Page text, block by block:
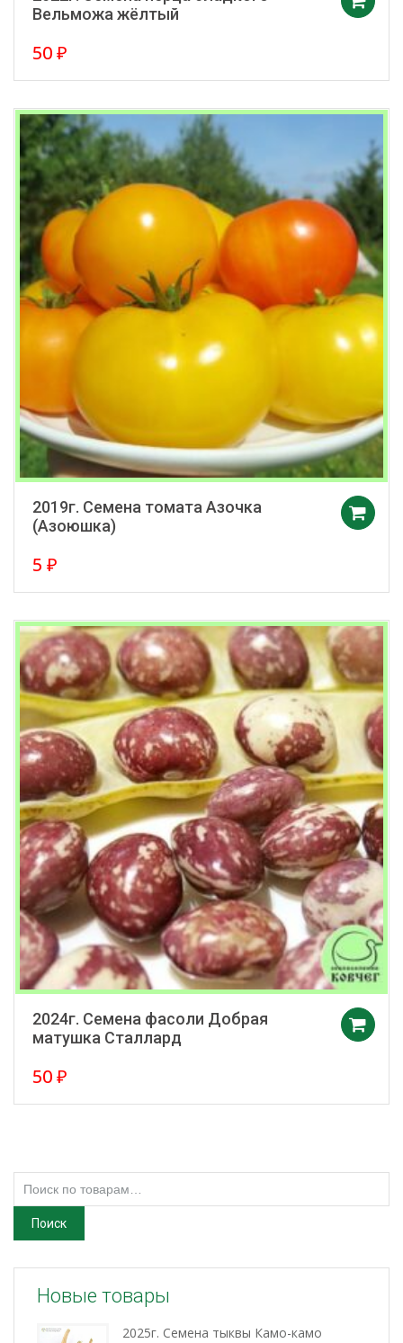
Вельможа жёлтый
50₽
2019г. Семена томата Азочка
(Азоюшка)
5 ₽
2024г. Семена фасоли Добрая
матушка Сталлард
50₽
Искать:
Поиск
Новые товары
2025г. Семена тыквы Камо-камо